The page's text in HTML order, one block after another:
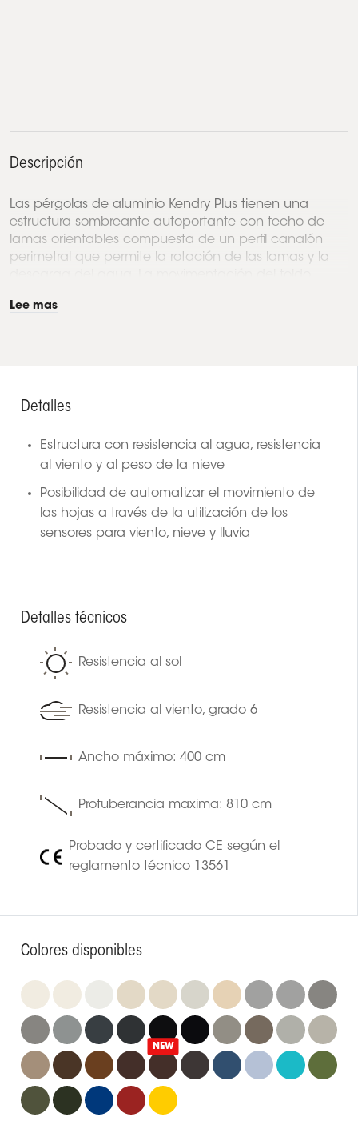
Descripción
Las pérgolas de aluminio Kendry Plus tienen una
estructura sombreante autoportante con techo de
lamas orientables compuesta de un perfil canalón
perimetral que permite la rotación de las lamas y la
Lee mas
Detalles
Estructura con resistencia al agua, resistencia
al viento y al peso de la nieve
Posibilidad de automatizar el movimiento de
las hojas a través de la utilización de los
sensores para viento, nieve y lluvia
Detalles técnicos
Resistencia al sol
Resistencia al viento, grado 6
Ancho máximo: 400 cm
Protuberancia maxima: 810 cm
Probado y certificado CE según el
reglamento técnico 13561
Colores disponibles